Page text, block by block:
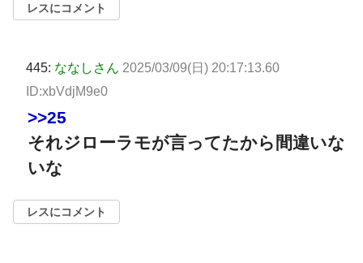
レスにコメント
445: ななしさん 2025/03/09(日) 20:17:13.60
ID:xbVdjM9e0
>>25
それジローラモが言ってたから間違いな
いな
レスにコメント